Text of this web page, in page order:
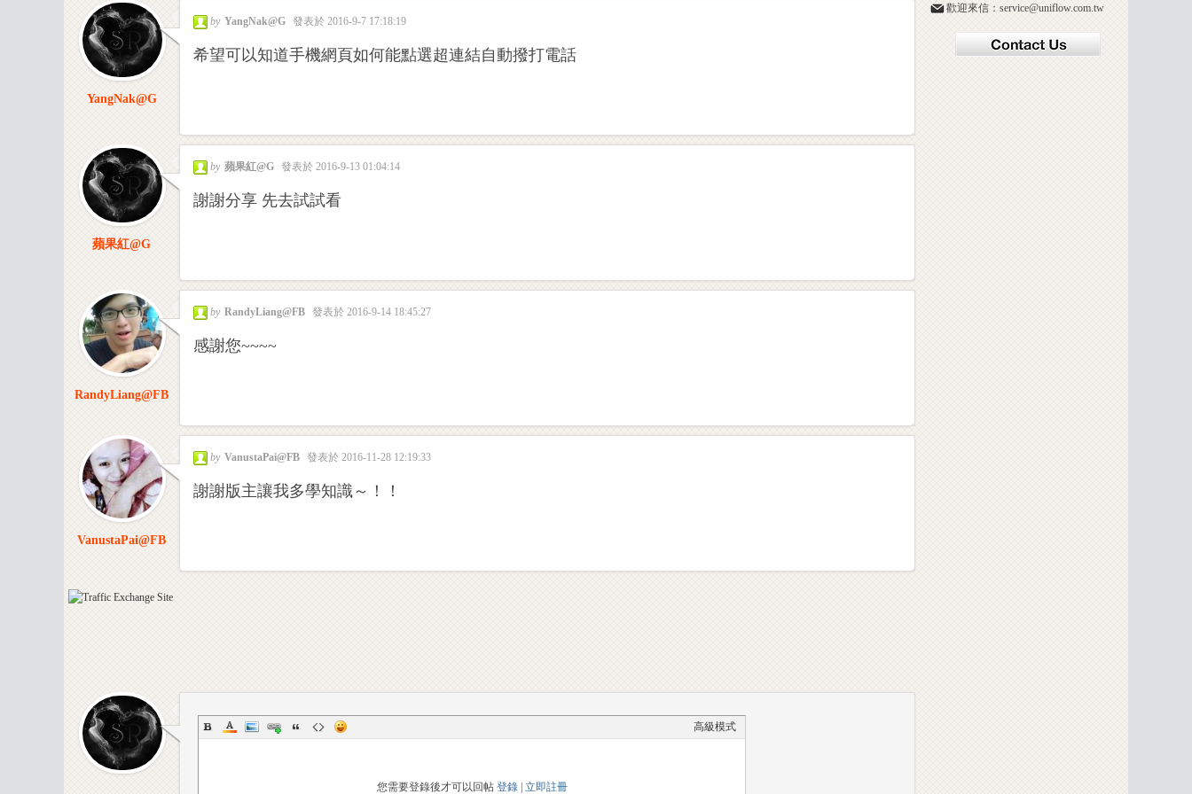
YangNak@G
by YangNak@G 發表於 2016-9-7 17:18:19
希望可以知道手機網頁如何能點選超連結自動撥打電話
蘋果紅@G
by 蘋果紅@G 發表於 2016-9-13 01:04:14
謝謝分享 先去試試看
RandyLiang@FB
by RandyLiang@FB 發表於 2016-9-14 18:45:27
感謝您~~~~
VanustaPai@FB
by VanustaPai@FB 發表於 2016-11-28 12:19:33
謝謝版主讓我多學知識～！！
高級模式
您需要登錄後才可以回帖 登錄| 立即註冊
歡迎來信：service@uniflow.com.tw